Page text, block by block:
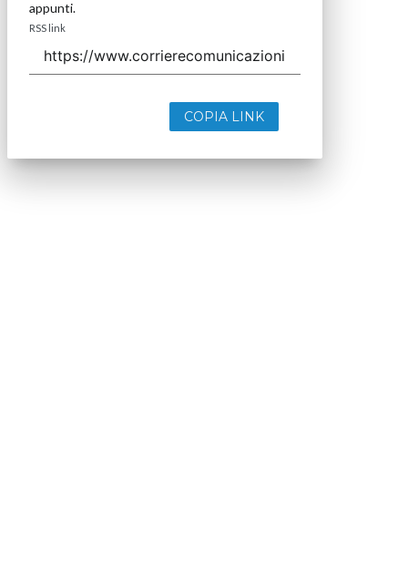
appunti.
RSS link
COPIA LINK